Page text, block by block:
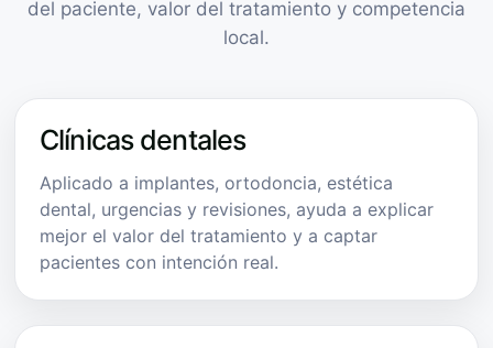
del paciente, valor del tratamiento y competencia
local.
Clínicas dentales
Aplicado a implantes, ortodoncia, estética
dental, urgencias y revisiones, ayuda a explicar
mejor el valor del tratamiento y a captar
pacientes con intención real.